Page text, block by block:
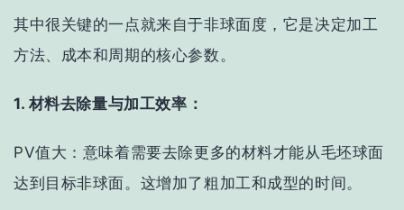
其中很关键的一点就来自于非球面度，它是决定加工
方法、成本和周期的核心参数。
1. 材料去除量与加工效率：
PV值大 ：意味着需要去除更多的材料才能从毛坯球面
达到目标非球面。这增加了粗加工和成型的时间。